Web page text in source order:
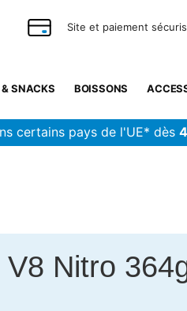
Site et paiement
& SNACKS BOISSONS
certains pays de l'UE* dès
V8 Nitro